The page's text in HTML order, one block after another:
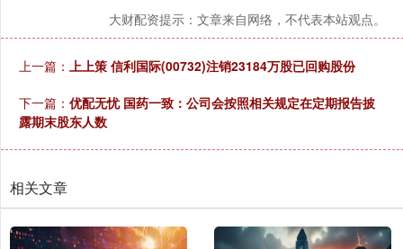
大财配资提示：文章来自网络，不代表本站观点。
上一篇： 上上策 信利国际(00732)注销23184万股已回购股份
下一篇： 优配无忧 国药一致：公司会按照相关规定在定期报告披
露期末股东人数
相关文章